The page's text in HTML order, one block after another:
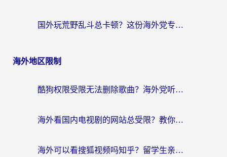
国外玩荒野乱斗总卡顿？这份海外党专属的国服游戏加速攻略请收好
海外地区限制
酷狗权限受限无法删除歌曲？海外党听国内音乐的终极解决方案来了
海外看国内电视剧的网站总受限？教你选对回国加速器，轻松追热剧
海外可以看搜狐视频吗知乎？留学生亲测有效的回国加速器选择指南